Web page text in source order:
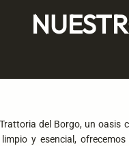
del Borgo, un oasis
y esencial,